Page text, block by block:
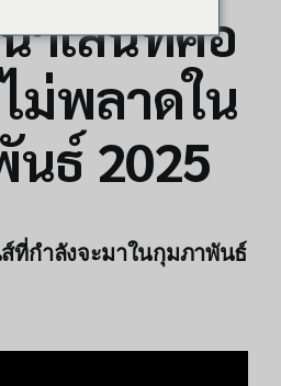
าเล่นที่คอ
ม่พลาดใน
ธ์ 2025
ที่กำลังจะมาในกุมภาพันธ์